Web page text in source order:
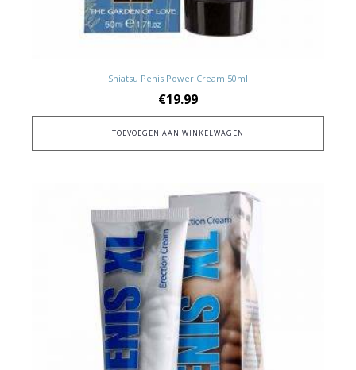
Shiatsu Penis Power Cream 50ml
€19.99
TOEVOEGEN AAN WINKELWAGEN